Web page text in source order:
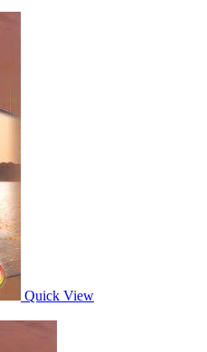
Quick View